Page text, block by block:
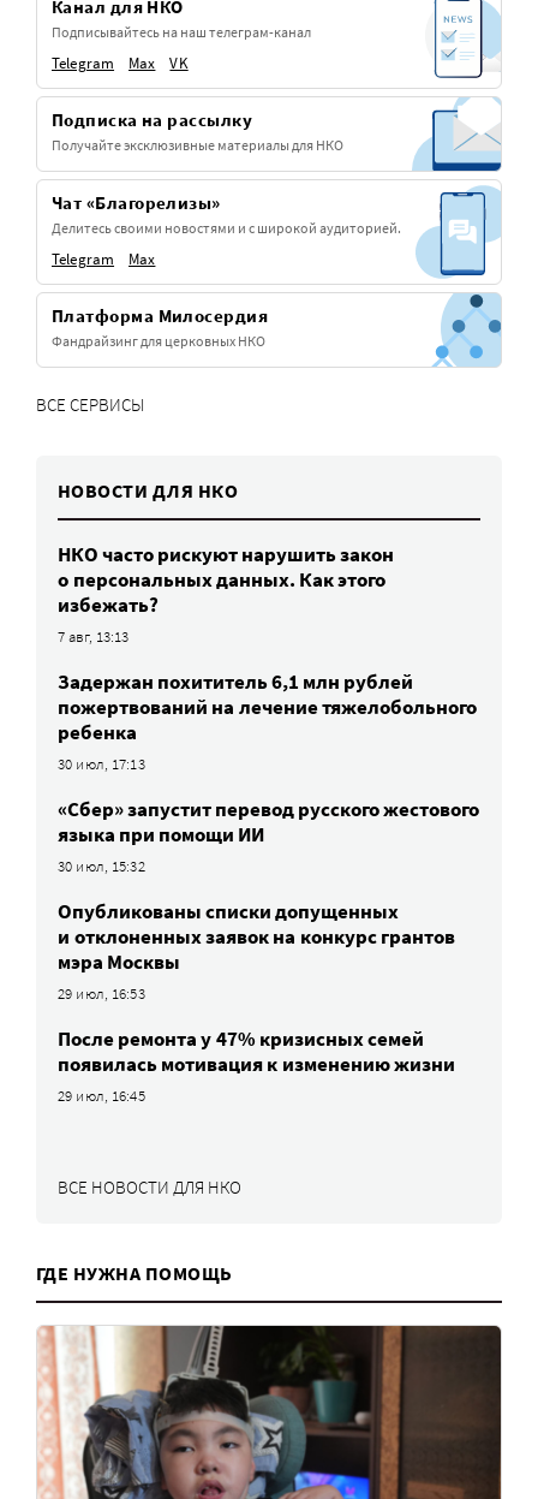
Канал для НКО
Подписывайтесь на наш телеграм-канал
Telegram Max VK
Подписка на рассылку
Получайте эксклюзивные материалы для НКО
Чат «Благорелизы»
Делитесь своими новостями и с широкой аудиторией.
Telegram Max
Платформа Милосердия
Фандрайзинг для церковных НКО
ВСЕ СЕРВИСЫ
НОВОСТИ ДЛЯ НКО
НКО часто рискуют нарушить закон
о персональных данных. Как этого
избежать?
7 авг, 13:13
Задержан похититель 6,1 млн рублей
пожертвований на лечение тяжелобольного
ребенка
30 июл, 17:13
«Сбер» запустит перевод русского жестового
языка при помощи ИИ
30 июл, 15:32
Опубликованы списки допущенных
и отклоненных заявок на конкурс грантов
мэра Москвы
29 июл, 16:53
После ремонта у 47% кризисных семей
появилась мотивация к изменению жизни
29 июл, 16:45
ВСЕ НОВОСТИ ДЛЯ НКО
ГДЕ НУЖНА ПОМОЩЬ